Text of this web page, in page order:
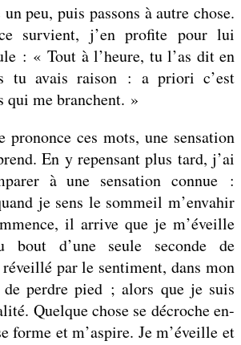
peu, puis passons à autre chose.
survient, j’en profite pour lui
: « Tout à l’heure, tu l’as dit en
tu avais raison : a priori c’est
qui me branchent. »
ces mots, une sensation
En y repensant plus tard, j’ai
à une sensation connue :
je sens le sommeil m’envahir
il arrive que je m’éveille
bout d’une seule seconde de
par le sentiment, dans mon
de perdre pied ; alors que je suis
Quelque chose se décroche en-
forme et m’aspire. Je m’éveille et